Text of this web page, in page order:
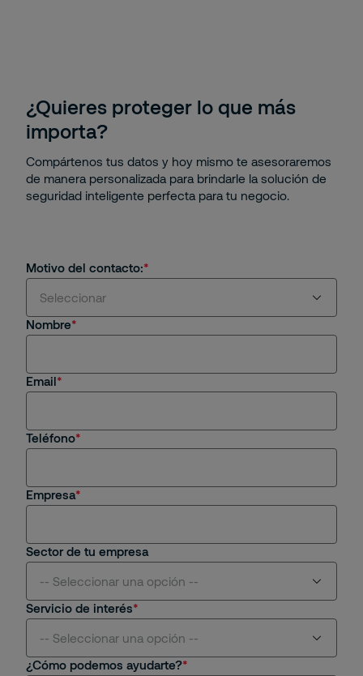
¿Quieres proteger lo que más
importa?
Compártenos tus datos y hoy mismo te asesoraremos
de manera personalizada para brindarle la solución de
seguridad inteligente perfecta para tu negocio.
Motivo del contacto:
Seleccionar
Soy cliente actual
Estoy interesado en una oportunidad de empleo
Nombre
Email
Teléfono
Empresa
Sector de tu empresa
-- Seleccionar una opción --
Centros Comerciales y Retail
Servicio de interés
-- Seleccionar una opción --
¿Cómo podemos ayudarte?